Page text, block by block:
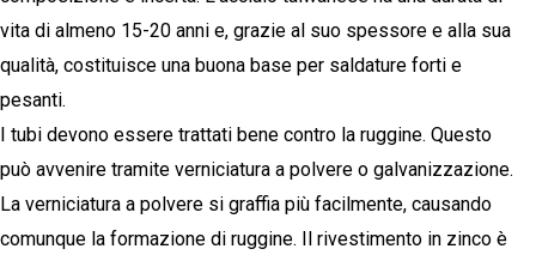
vita di almeno 15-20 anni e, grazie al suo spessore e alla sua
qualità, costituisce una buona base per saldature forti e
pesanti.
I tubi devono essere trattati bene contro la ruggine. Questo
può avvenire tramite verniciatura a polvere o galvanizzazione.
La verniciatura a polvere si graffia più facilmente, causando
comunque la formazione di ruggine. Il rivestimento in zinco è